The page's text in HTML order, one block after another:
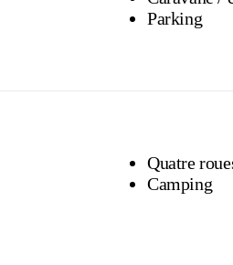
Parking
Quatre
Camping